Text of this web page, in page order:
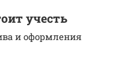
учесть
и оформления